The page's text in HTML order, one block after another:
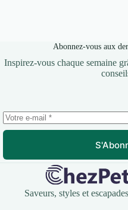
Abonnez-vous aux
Inspirez-vous chaque semaine
Saveurs, styles et